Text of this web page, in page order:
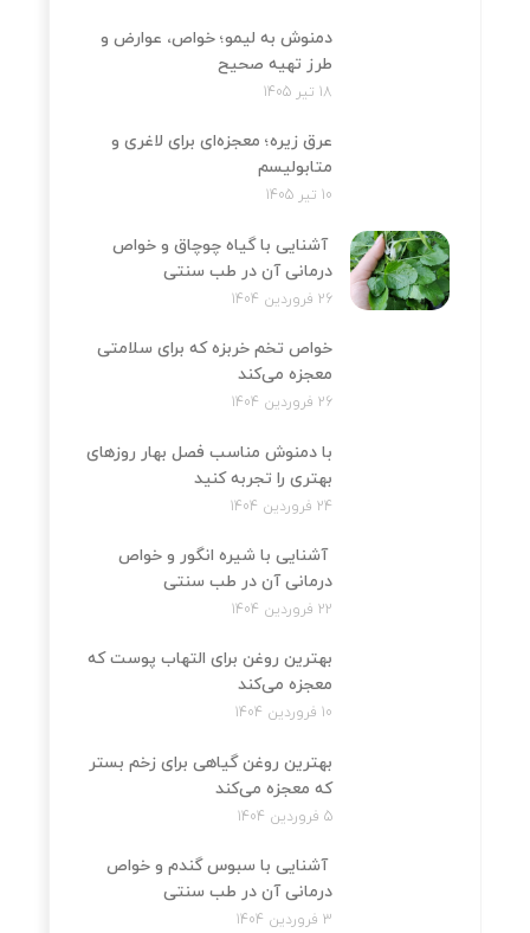
دمنوش به لیمو؛ خواص، عوارض و
طرز تهیه صحیح
18 تیر 1405
عرق زیره؛ معجزه‌ای برای لاغری و
متابولیسم
10 تیر 1405
آشنایی با گیاه چوچاق و خواص
درمانی آن در طب سنتی
26 فروردین 1404
خواص تخم خربزه که برای سلامتی
معجزه می‌کند
26 فروردین 1404
با دمنوش مناسب فصل بهار روزهای
بهتری را تجربه کنید
24 فروردین 1404
آشنایی با شیره انگور و خواص
درمانی آن در طب سنتی
22 فروردین 1404
بهترین روغن برای التهاب پوست که
معجزه می‌کند
10 فروردین 1404
بهترین روغن گیاهی برای زخم بستر
که معجزه می‌کند
5 فروردین 1404
آشنایی با سبوس گندم و خواص
درمانی آن در طب سنتی
3 فروردین 1404